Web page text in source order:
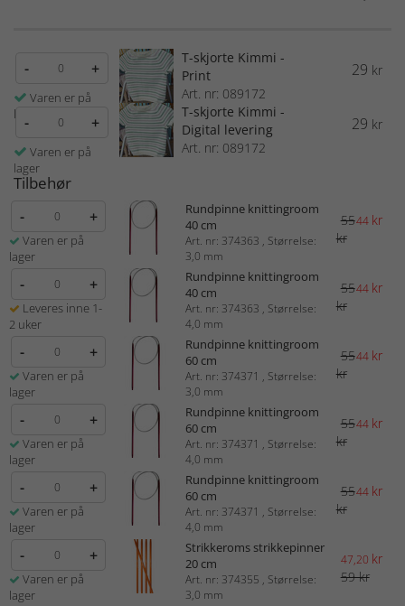
- +
Varen er på
lager
T-skjorte Kimmi -
Print
Art. nr: 089172
29 kr
- +
Varen er på
lager
T-skjorte Kimmi -
Digital levering
Art. nr: 089172
29 kr
Tilbehør
- +
Varen er på
lager
Rundpinne knittingroom
40 cm
Art. nr: 374363 , Størrelse:
3,0 mm
44 kr
55
kr
- +
Leveres inne 1-
2 uker
Rundpinne knittingroom
40 cm
Art. nr: 374363 , Størrelse:
4,0 mm
44 kr
55
kr
- +
Varen er på
lager
Rundpinne knittingroom
60 cm
Art. nr: 374371 , Størrelse:
3,0 mm
44 kr
55
kr
- +
Varen er på
lager
Rundpinne knittingroom
60 cm
Art. nr: 374371 , Størrelse:
4,0 mm
44 kr
55
kr
- +
Varen er på
lager
Rundpinne knittingroom
60 cm
Art. nr: 374371 , Størrelse:
4,0 mm
44 kr
55
kr
- +
Varen er på
lager
Strikkeroms strikkepinner
20 cm
Art. nr: 374355 , Størrelse:
3,0 mm
47,20 kr
59 kr